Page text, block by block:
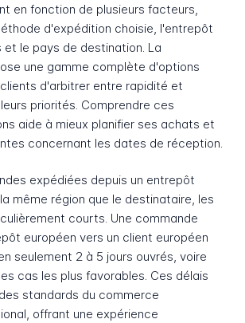
en fonction de plusieurs facteurs,
d'expédition choisie, l'entrepôt
et le pays de destination. La
une gamme complète d'options
d'arbitrer entre rapidité et
priorités. Comprendre ces
aide à mieux planifier ses achats et
concernant les dates de réception.
expédiées depuis un entrepôt
même région que le destinataire, les
courts. Une commande
européen vers un client européen
seulement 2 à 5 jours ouvrés, voire
cas les plus favorables. Ces délais
standards du commerce
offrant une expérience